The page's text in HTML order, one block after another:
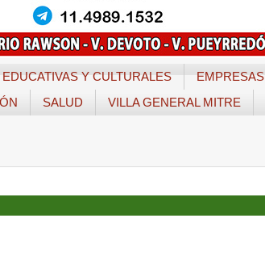
EDUCATIVAS Y CULTURALES EMPRESAS
SALUD VILLA GENERAL MITRE